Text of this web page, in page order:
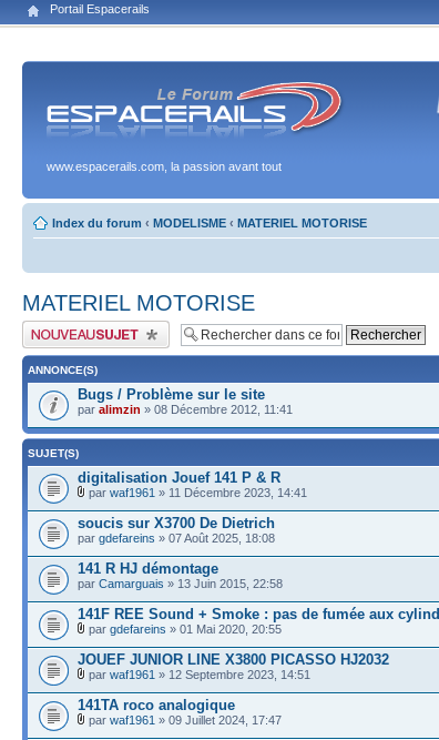
Portail Espacerails
www.espacerails.com, la passion avant tout
Index du forum ‹ MODELISME ‹ MATERIEL MOTORISE
MATERIEL MOTORISE
Publier un nouveau sujet
ANNONCE(S)
Bugs / Problème sur le site
par alimzin » 08 Décembre 2012, 11:41
SUJET(S)
digitalisation Jouef 141 P & R
par waf1961 » 11 Décembre 2023, 14:41
soucis sur X3700 De Dietrich
par gdefareins » 07 Août 2025, 18:08
141 R HJ démontage
par Camarguais » 13 Juin 2015, 22:58
141F REE Sound + Smoke : pas de fumée aux
par gdefareins » 01 Mai 2020, 20:55
JOUEF JUNIOR LINE X3800 PICASSO HJ2032
par waf1961 » 12 Septembre 2023, 14:51
141TA roco analogique
par waf1961 » 09 Juillet 2024, 17:47